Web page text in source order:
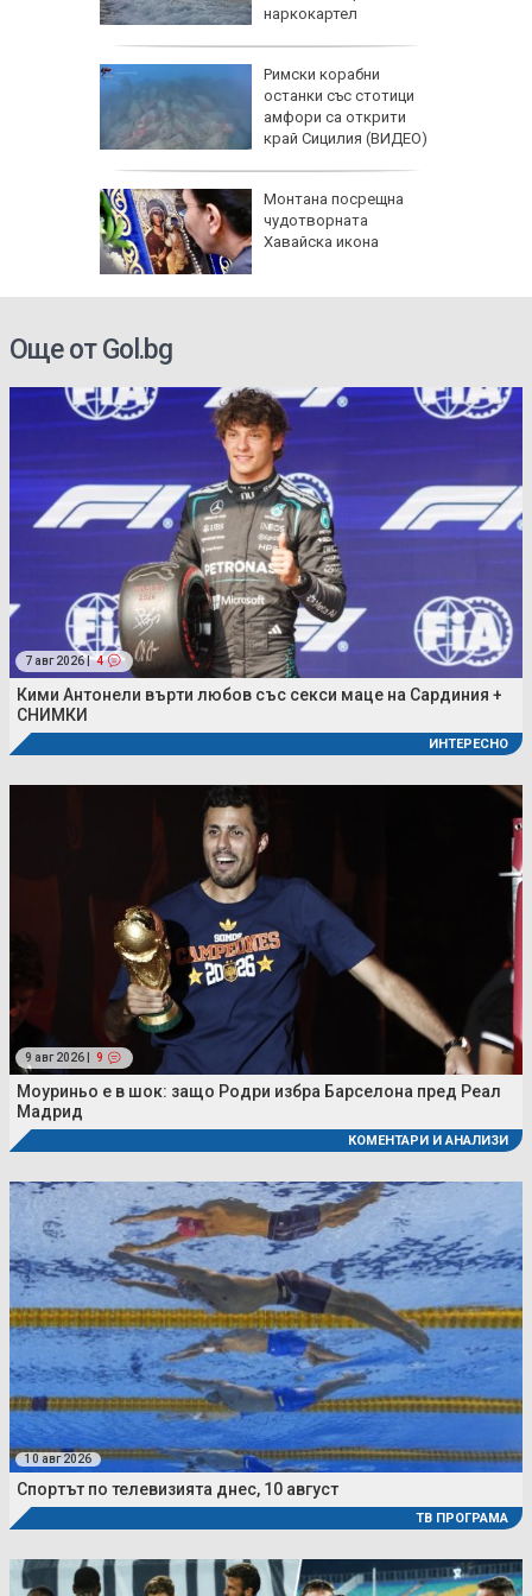
наркокартел
Римски корабни
останки със стотици
амфори са открити
край Сицилия (ВИДЕО)
Монтана посрещна
чудотворната
Хавайска икона
Още от Gol.bg
7 авг 2026 | 4
Кими Антонели върти любов със секси маце на Сардиния +
СНИМКИ
ИНТЕРЕСНО
9 авг 2026 | 9
Моуриньо е в шок: защо Родри избра Барселона пред Реал
Мадрид
КОМЕНТАРИ И АНАЛИЗИ
10 авг 2026
Спортът по телевизията днес, 10 август
ТВ ПРОГРАМА